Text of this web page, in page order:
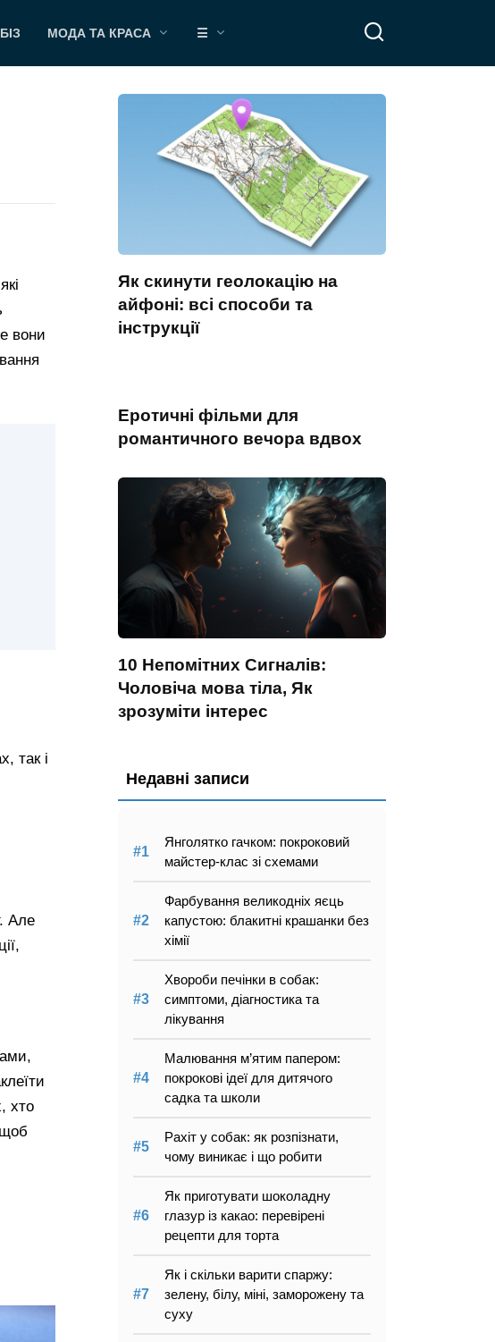
МОДА ТА КРАСА ☰
вони
так і
Але
хто
Як скинути геолокацію на
айфоні: всі способи та
інструкції
Еротичні фільми для
романтичного вечора вдвох
10 Непомітних Сигналів:
Чоловіча мова тіла, Як
зрозуміти інтерес
Недавні записи
Янголятко гачком: покроковий
майстер-клас зі схемами
Фарбування великодніх яєць
капустою: блакитні крашанки без
хімії
Хвороби печінки в собак:
симптоми, діагностика та
лікування
Малювання м’ятим папером:
покрокові ідеї для дитячого
садка та школи
Рахіт у собак: як розпізнати,
чому виникає і що робити
Як приготувати шоколадну
глазур із какао: перевірені
рецепти для торта
Як і скільки варити спаржу:
зелену, білу, міні, заморожену та
суху